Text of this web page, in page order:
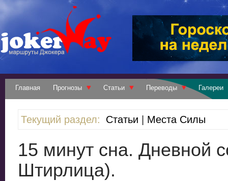
Главная Прогнозы Статьи Переводы Галереи
Текущий раздел: Статьи Места Силы
15 минут сна. Дневной
Штирлица).